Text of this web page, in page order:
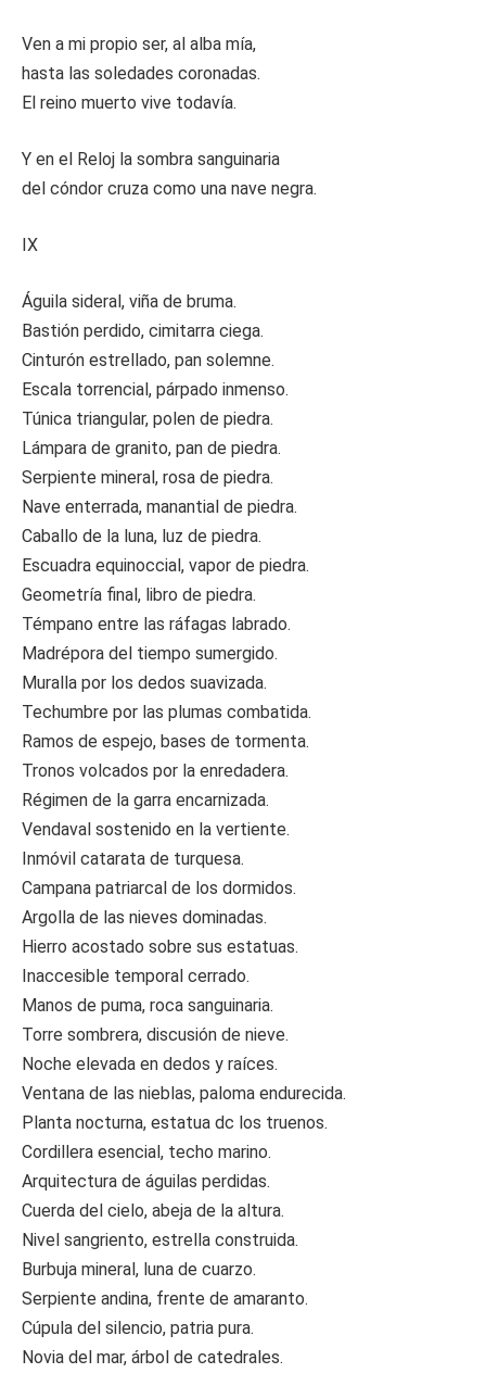
Ven a mi propio ser, al alba mía,
hasta las soledades coronadas.
El reino muerto vive todavía.
Y en el Reloj la sombra sanguinaria
del cóndor cruza como una nave negra.
IX
Águila sideral, viña de bruma.
Bastión perdido, cimitarra ciega.
Cinturón estrellado, pan solemne.
Escala torrencial, párpado inmenso.
Túnica triangular, polen de piedra.
Lámpara de granito, pan de piedra.
Serpiente mineral, rosa de piedra.
Nave enterrada, manantial de piedra.
Caballo de la luna, luz de piedra.
Escuadra equinoccial, vapor de piedra.
Geometría final, libro de piedra.
Témpano entre las ráfagas labrado.
Madrépora del tiempo sumergido.
Muralla por los dedos suavizada.
Techumbre por las plumas combatida.
Ramos de espejo, bases de tormenta.
Tronos volcados por la enredadera.
Régimen de la garra encarnizada.
Vendaval sostenido en la vertiente.
Inmóvil catarata de turquesa.
Campana patriarcal de los dormidos.
Argolla de las nieves dominadas.
Hierro acostado sobre sus estatuas.
Inaccesible temporal cerrado.
Manos de puma, roca sanguinaria.
Torre sombrera, discusión de nieve.
Noche elevada en dedos y raíces.
Ventana de las nieblas, paloma endurecida.
Planta nocturna, estatua dc los truenos.
Cordillera esencial, techo marino.
Arquitectura de águilas perdidas.
Cuerda del cielo, abeja de la altura.
Nivel sangriento, estrella construida.
Burbuja mineral, luna de cuarzo.
Serpiente andina, frente de amaranto.
Cúpula del silencio, patria pura.
Novia del mar, árbol de catedrales.